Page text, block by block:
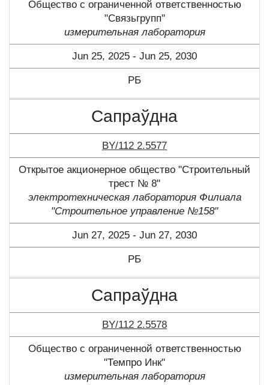
Общество с ограниченной ответственностью
"Связьгрупп"
измерительная лаборатория
Jun 25, 2025 - Jun 25, 2030
РБ
Сапраўдна
BY/112 2.5577
Открытое акционерное общество "Строительный
трест № 8"
электротехническая лаборатория Филиала
"Строительное управление №158"
Jun 27, 2025 - Jun 27, 2030
РБ
Сапраўдна
BY/112 2.5578
Общество с ограниченной ответственностью
"Темпро Инк"
измерительная лаборатория